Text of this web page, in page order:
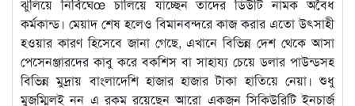
ঝুলিয়ে নির্বিঘেœ চালিয়ে যাচ্ছেন তাদের ডিউটি নামক অবৈধ
কর্মকান্ড। মেয়াদ শেষ হলেও বিমানবন্দরে কাজ করার এতো উৎসাহী
হওয়ার কারণ হিসেবে জানা গেছে, এখানে বিভিন্ন দেশ থেকে আসা
পেসেনঞ্জারদের কাবু করে বকশিস বা সাহায্য চেয়ে ডলার পাউন্ডসহ
বিভিন্ন মুদ্রায় বাংলাদেশি হাজার হাজার টাকা হাতিয়ে নেয়া। শুধু
মুজম্মিলই নন এ রকম রয়েছেন আরো একজন সিকিউরিটি ইনচার্জ